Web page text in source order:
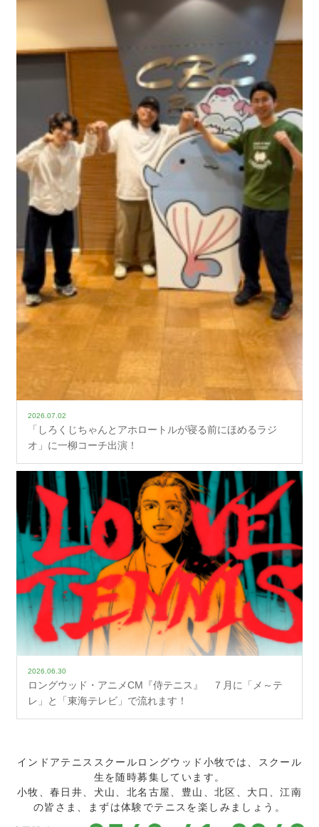
2026.07.02
「しろくじちゃんとアホロートルが寝る前にほめるラジ
オ」に一柳コーチ出演！
2026.06.30
ロングウッド・アニメCM『侍テニス』 ７月に「メ～テ
レ」と「東海テレビ」で流れます！
インドアテニススクールロングウッド小牧では、スクール
生を随時募集しています。
小牧、春日井、犬山、北名古屋、豊山、北区、大口、江南
の皆さま、まずは体験でテニスを楽しみましょう。